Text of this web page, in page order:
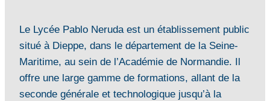
Le Lycée Pablo Neruda est un établissement public
situé à Dieppe, dans le département de la Seine-
Maritime, au sein de l’Académie de Normandie. Il
offre une large gamme de formations, allant de la
seconde générale et technologique jusqu’à la